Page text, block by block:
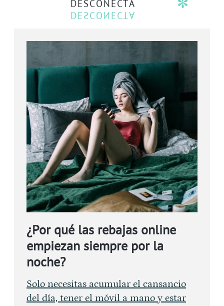
DESCONECTA
¿Por qué las rebajas online
empiezan siempre por la
noche?
Solo necesitas acumular el cansancio
del día, tener el móvil a mano y estar